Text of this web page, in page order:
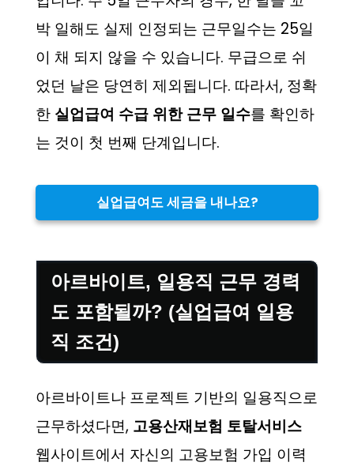
박 일해도 실제 인정되는 근무일수는 25일
이 채 되지 않을 수 있습니다. 무급으로 쉬
었던 날은 당연히 제외됩니다. 따라서, 정확
한 실업급여 수급 위한 근무 일수를 확인하
는 것이 첫 번째 단계입니다.
실업급여도 세금을 내나요?
아르바이트, 일용직 근무 경력
도 포함될까? (실업급여 일용
직 조건)
아르바이트나 프로젝트 기반의 일용직으로
근무하셨다면, 고용산재보험 토탈서비스
웹사이트에서 자신의 고용보험 가입 이력